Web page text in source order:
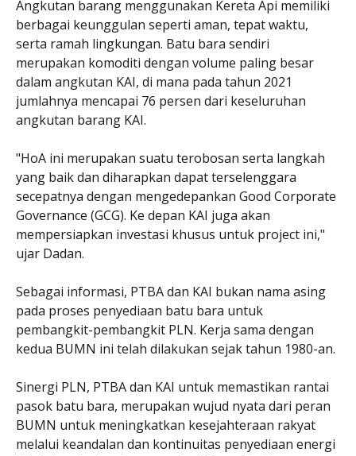
Angkutan barang menggunakan Kereta Api memiliki
berbagai keunggulan seperti aman, tepat waktu,
serta ramah lingkungan. Batu bara sendiri
merupakan komoditi dengan volume paling besar
dalam angkutan KAI, di mana pada tahun 2021
jumlahnya mencapai 76 persen dari keseluruhan
angkutan barang KAI.
"HoA ini merupakan suatu terobosan serta langkah
yang baik dan diharapkan dapat terselenggara
secepatnya dengan mengedepankan Good Corporate
Governance (GCG). Ke depan KAI juga akan
mempersiapkan investasi khusus untuk project ini,"
ujar Dadan.
Sebagai informasi, PTBA dan KAI bukan nama asing
pada proses penyediaan batu bara untuk
pembangkit-pembangkit PLN. Kerja sama dengan
kedua BUMN ini telah dilakukan sejak tahun 1980-an.
Sinergi PLN, PTBA dan KAI untuk memastikan rantai
pasok batu bara, merupakan wujud nyata dari peran
BUMN untuk meningkatkan kesejahteraan rakyat
melalui keandalan dan kontinuitas penyediaan energi